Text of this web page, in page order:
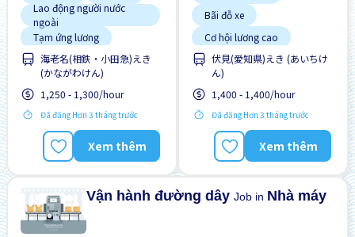
Lao động người nước
ngoài
Tạm ứng lương
Trả hàng ngày
海老名(相鉄・小田急)えき
(かながわけん)
1,250 - 1,300/hour
Đã đăng Hơn 3 tháng trước
Xem thêm
Bãi đỗ xe
Cơ hội lương cao
Giao dịch đã thanh toán
Không cần CV
Không cần kinh nghiệm
Lao động người nước
ngoài
Nhiều hơn theo thời gian
伏見(愛知県)えき (あいちけ
ん)
1,400 - 1,400/hour
Đã đăng Hơn 3 tháng trước
Xem thêm
Vận hành đường dâyJob in Nhà máy